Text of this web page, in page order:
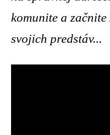
komunite a
svojich predstáv...